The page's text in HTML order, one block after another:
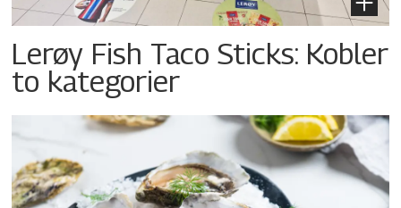
Lerøy Fish Taco Sticks: Kobler
to kategorier